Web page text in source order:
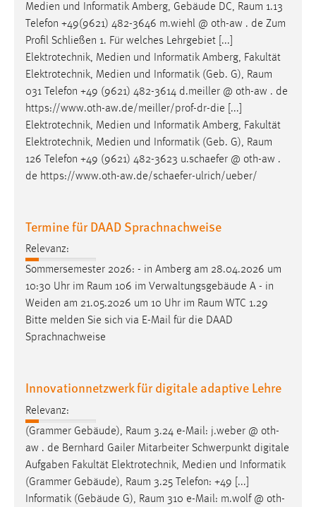
Medien und Informatik Amberg, Gebäude DC, Raum 1.13
Telefon +49(9621) 482-3646 m.wiehl @ oth-aw . de Zum
Profil Schließen 1. Für welches Lehrgebiet [...]
Elektrotechnik, Medien und Informatik Amberg, Fakultät
Elektrotechnik, Medien und Informatik (Geb. G), Raum
031 Telefon +49 (9621) 482-3614 d.meiller @ oth-aw . de
https://www.oth-aw.de/meiller/prof-dr-die [...]
Elektrotechnik, Medien und Informatik Amberg, Fakultät
Elektrotechnik, Medien und Informatik (Geb. G), Raum
126 Telefon +49 (9621) 482-3623 u.schaefer @ oth-aw .
de https://www.oth-aw.de/schaefer-ulrich/ueber/
Termine für DAAD Sprachnachweise
Relevanz:
Sommersemester 2026: - in Amberg am 28.04.2026 um
10:30 Uhr im Raum 106 im Verwaltungsgebäude A - in
Weiden am 21.05.2026 um 10 Uhr im Raum WTC 1.29
Bitte melden Sie sich via E-Mail für die DAAD
Sprachnachweise
Innovationnetzwerk für digitale adaptive Lehre
Relevanz:
(Grammer Gebäude), Raum 3.24 e-Mail: j.weber @ oth-
aw . de Bernhard Gailer Mitarbeiter Schwerpunkt digitale
Aufgaben Fakultät Elektrotechnik, Medien und Informatik
(Grammer Gebäude), Raum 3.25 Telefon: +49 [...]
Informatik (Gebäude G), Raum 310 e-Mail: m.wolf @ oth-